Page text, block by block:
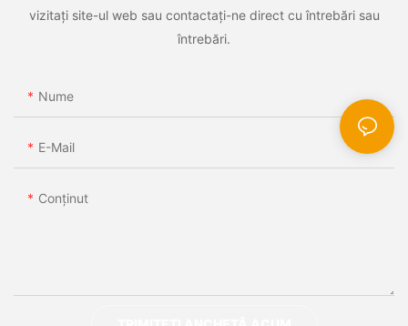
vizitați site-ul web sau contactați-ne direct cu întrebări sau
întrebări.
Nume
E-Mail
Conţinut